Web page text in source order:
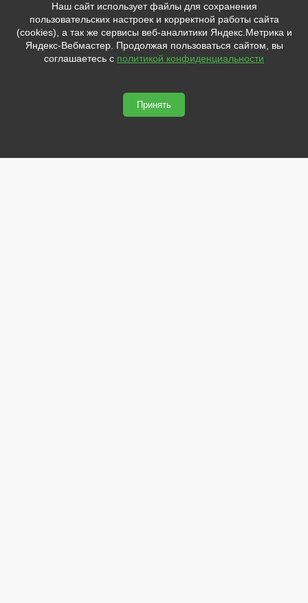
svetled53.ru © 2026
Адрес:
+7 (952)4829892
sale@svetled53.ru
Наш сайт использует файлы для сохранения
пользовательских настроек и корректной работы сайта
(cookies), а так же сервисы веб-аналитики Яндекс.Метрика и
Яндекс-Вебмастер. Продолжая пользоваться сайтом, вы
соглашаетесь с политикой конфиденциальности
Принять